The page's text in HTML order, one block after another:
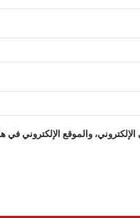
والموقع الإلكتروني في